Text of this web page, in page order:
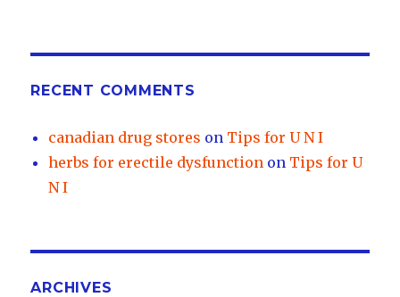
RECENT COMMENTS
canadian drug stores on Tips for U N I
herbs for erectile dysfunction on Tips for U
N I
ARCHIVES